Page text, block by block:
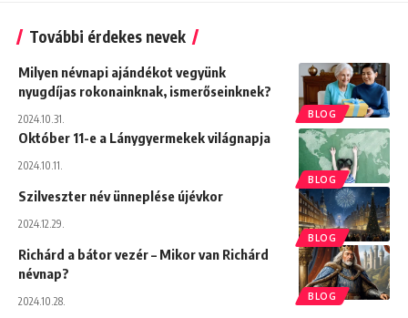
További érdekes nevek
BLOG
Milyen névnapi ajándékot vegyünk
nyugdíjas rokonainknak, ismerőseinknek?
2024.10.31.
BLOG
Október 11-e a Lánygyermekek világnapja
2024.10.11.
BLOG
Szilveszter név ünneplése újévkor
2024.12.29.
BLOG
Richárd a bátor vezér – Mikor van Richárd
névnap?
2024.10.28.